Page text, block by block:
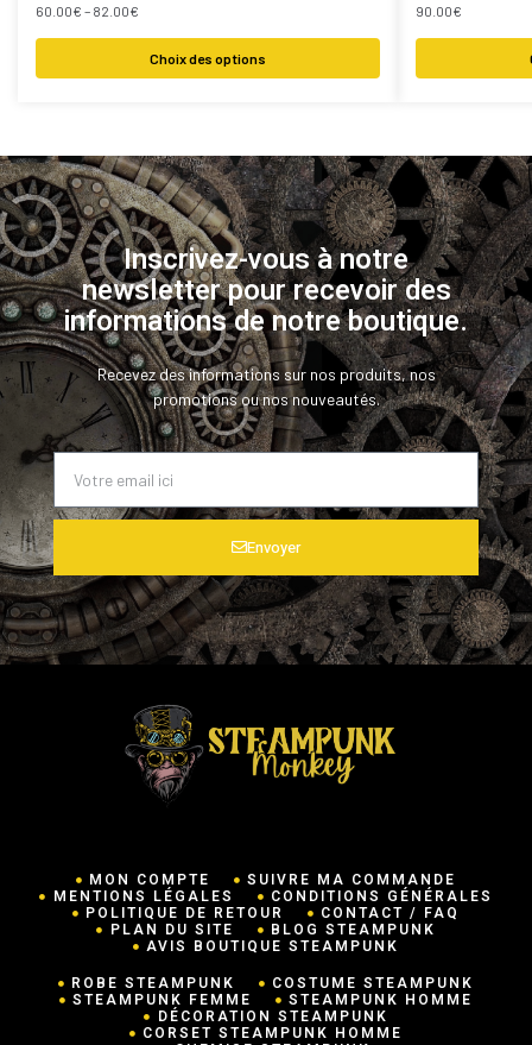
60.00€ – 82.00€
Choix des options
90.00€
Inscrivez-vous à notre
newsletter pour recevoir des
informations de notre boutique.
Recevez des informations sur nos produits, nos
promotions ou nos nouveautés.
Envoyer
MON COMPTE SUIVRE MA COMMANDE
MENTIONS LÉGALES CONDITIONS GÉNÉRALES
POLITIQUE DE RETOUR CONTACT / FAQ
PLAN DU SITE BLOG STEAMPUNK
AVIS BOUTIQUE STEAMPUNK
ROBE STEAMPUNK
COSTUME STEAMPUNK
STEAMPUNK FEMME STEAMPUNK HOMME
DÉCORATION STEAMPUNK
CORSET STEAMPUNK HOMME